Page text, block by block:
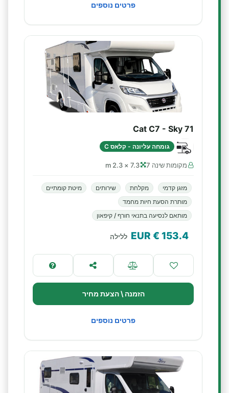
פרטים נוספים
Cat C7 - Sky 71
גומחה עליונה - קלאס C
מקומות שינה 7 7.3 × 2.3 m
מזגן קדמי מקלחת שירותים
מיטת קומתיים
מותרת הסעת חיות מחמד
מותאם לנסיעה בתנאי חורף / קיפאון
153.4
€ EUR ללילה
הזמנה \ הצעת מחיר
פרטים נוספים